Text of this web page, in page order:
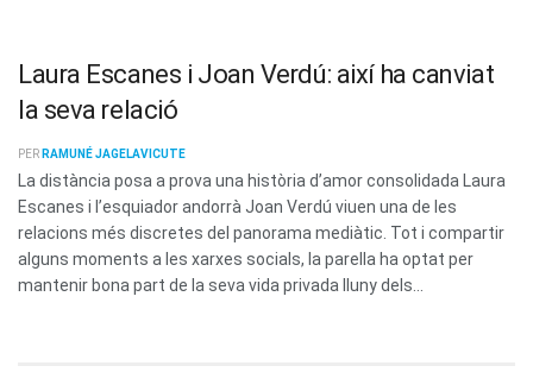
Laura Escanes i Joan Verdú: així ha canviat
la seva relació
PER RAMUNÉ JAGELAVICUTE
La distància posa a prova una història d’amor consolidada Laura
Escanes i l’esquiador andorrà Joan Verdú viuen una de les
relacions més discretes del panorama mediàtic. Tot i compartir
alguns moments a les xarxes socials, la parella ha optat per
mantenir bona part de la seva vida privada lluny dels...